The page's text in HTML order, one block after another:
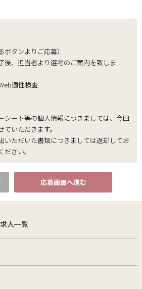
タンよりご応募）
後、担当者より選考のご案内を致しま
適性検査
ート等の個人情報につきましては、今回
いただきます。
いただいた書類につきましては返却してお
さい。
応募画面へ進む
人一覧